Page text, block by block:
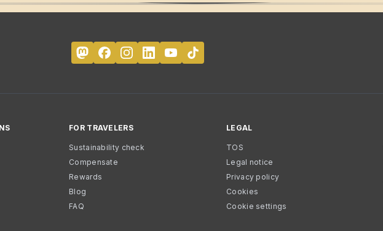
FOR TRAVELERS
Sustainability check
Compensate
Rewards
Blog
FAQ
LEGAL
TOS
Legal notice
Privacy policy
Cookies
Cookie settings